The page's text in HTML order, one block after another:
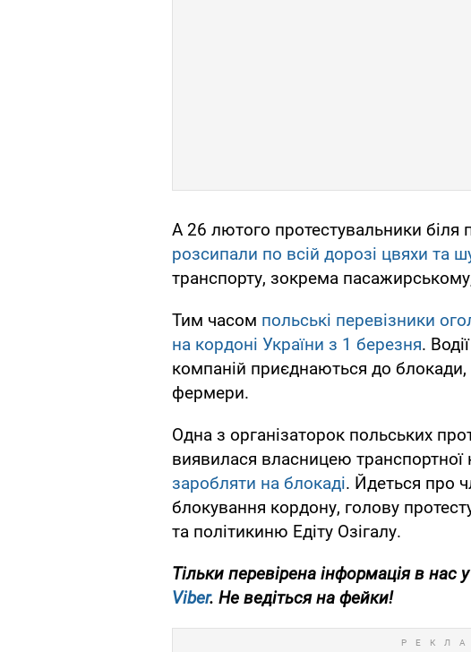
А 26 лютого протестувальники біля
розсипали по всій дорозі цвяхи та
транспорту, зокрема
Тим часом польські перевізники
на кордоні України з 1 березня.
компаній приєднаються до
фермери.
Одна з організаторок польських
виявилася власницею транспортної
заробляти на блокаді. Йдеться про
блокування кордону, голову
та політикиню Едіту Озігалу.
Тільки перевірена інформація в нас у
Viber. Не ведіться на фейки!